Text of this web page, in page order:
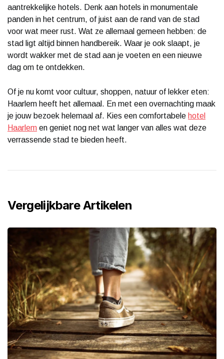
aantrekkelijke hotels. Denk aan hotels in monumentale
panden in het centrum, of juist aan de rand van de stad
voor wat meer rust. Wat ze allemaal gemeen hebben: de
stad ligt altijd binnen handbereik. Waar je ook slaapt, je
wordt wakker met de stad aan je voeten en een nieuwe
dag om te ontdekken.
Of je nu komt voor cultuur, shoppen, natuur of lekker eten:
Haarlem heeft het allemaal. En met een overnachting maak
je jouw bezoek helemaal af. Kies een comfortabele hotel
Haarlem en geniet nog net wat langer van alles wat deze
verrassende stad te bieden heeft.
Vergelijkbare Artikelen